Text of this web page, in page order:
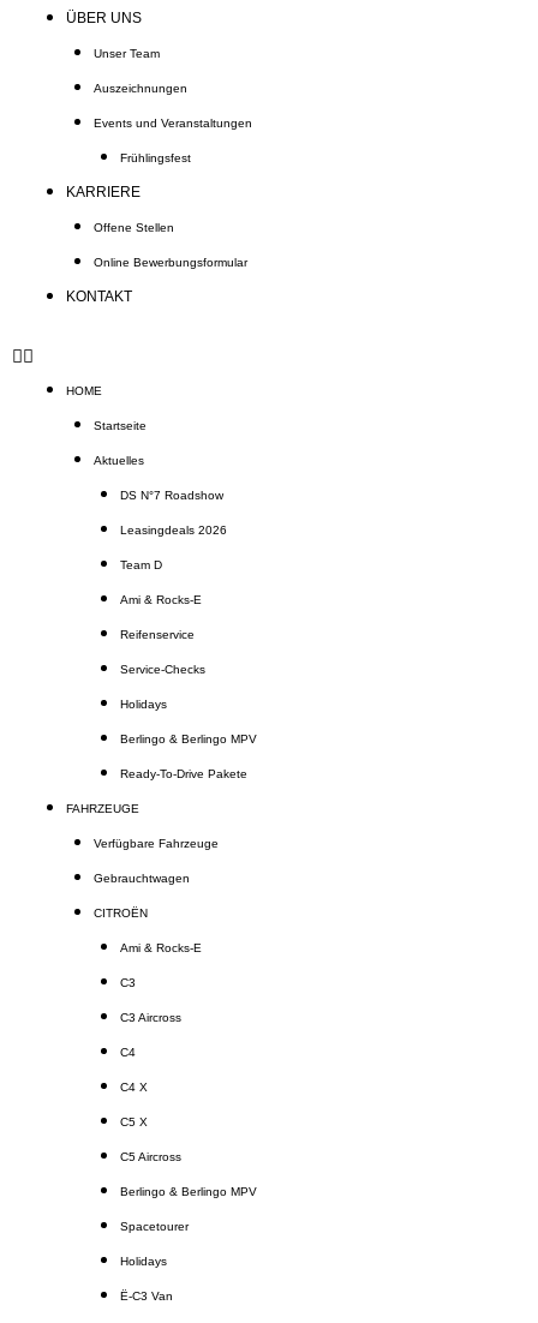
ÜBER UNS
Unser Team
Auszeichnungen
Events und Veranstaltungen
Frühlingsfest
KARRIERE
Offene Stellen
Online Bewerbungsformular
KONTAKT
HOME
Startseite
Aktuelles
DS N°7 Roadshow
Leasingdeals 2026
Team D
Ami & Rocks-E
Reifenservice
Service-Checks
Holidays
Berlingo & Berlingo MPV
Ready-To-Drive Pakete
FAHRZEUGE
Verfügbare Fahrzeuge
Gebrauchtwagen
CITROËN
Ami & Rocks-E
C3
C3 Aircross
C4
C4 X
C5 X
C5 Aircross
Berlingo & Berlingo MPV
Spacetourer
Holidays
Ë-C3 Van